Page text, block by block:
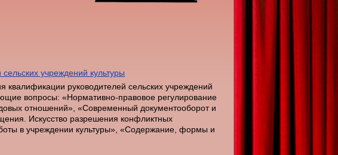
учреждений культуры
квалификации руководителей сельских учреждений
вопросы: «Нормативно-правовое регулирование
отношений», «Современный документооборот и
Искусство разрешения конфликтных
в учреждении культуры», «Содержание, формы и